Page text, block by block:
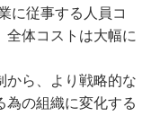
に従事する人員コ
全体コストは大幅に
から、より戦略的な
為の組織に変化する